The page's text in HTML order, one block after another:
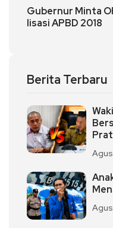
Gubernur Minta
lisasi APBD 2018
Berita Terbaru